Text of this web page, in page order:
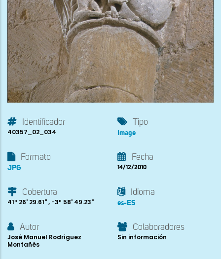
Identificador
40357_02_034
Tipo
Image
Formato
JPG
Fecha
14/12/2010
Cobertura
41º 26' 29.61" , -3º 58' 49.23"
Idioma
es-ES
Autor
José Manuel Rodríguez
Montañés
Colaboradores
Sin información